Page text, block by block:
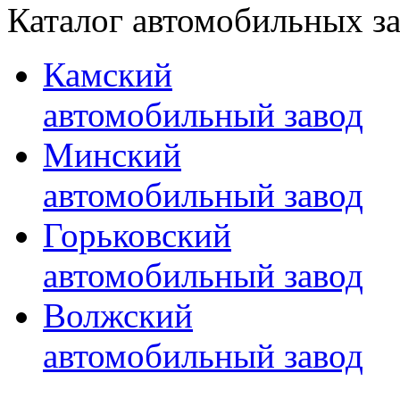
Каталог автомобильных
Камский
автомобильный завод
Минский
автомобильный завод
Горьковский
автомобильный завод
Волжский
автомобильный завод